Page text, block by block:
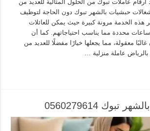
ارقام عاملات تبوك من الحلول المثالية للعديد من
شغالات حبشيات بالشهر تبوك دون الحاجة لتوظيف
هذه الخدمة مرونة كبيرة حيث يمكن للعائلات
ساعات محددة مما يناسب احتياجاتهم. كما أن
معقولة، مما يجعلها خيارًا مفضلًا للعديد من
عاملة منزلية …
0560279614